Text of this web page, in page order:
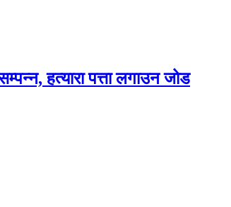
हत्यारा पत्ता लगाउन जोड